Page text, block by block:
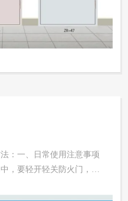
：一、日常使用注意事项
，要轻开轻关防火门，避
防火门，以免影响其正常